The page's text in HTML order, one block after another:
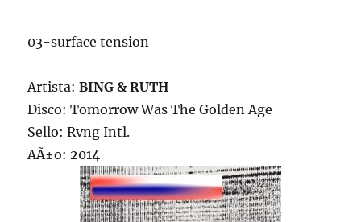
03-surface tension
Artista:BING & RUTH
Disco: Tomorrow Was The Golden Age
Sello: Rvng Intl.
AÃ±o: 2014